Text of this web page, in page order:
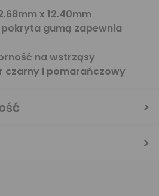
x 12.40mm
gumą zapewnia
na wstrząsy
czarny i pomarańczowy